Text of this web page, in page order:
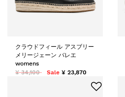
クラウドフィール アスブリー
メリージェーン バレエ
womens
¥ 34,100
Sale ¥ 23,870